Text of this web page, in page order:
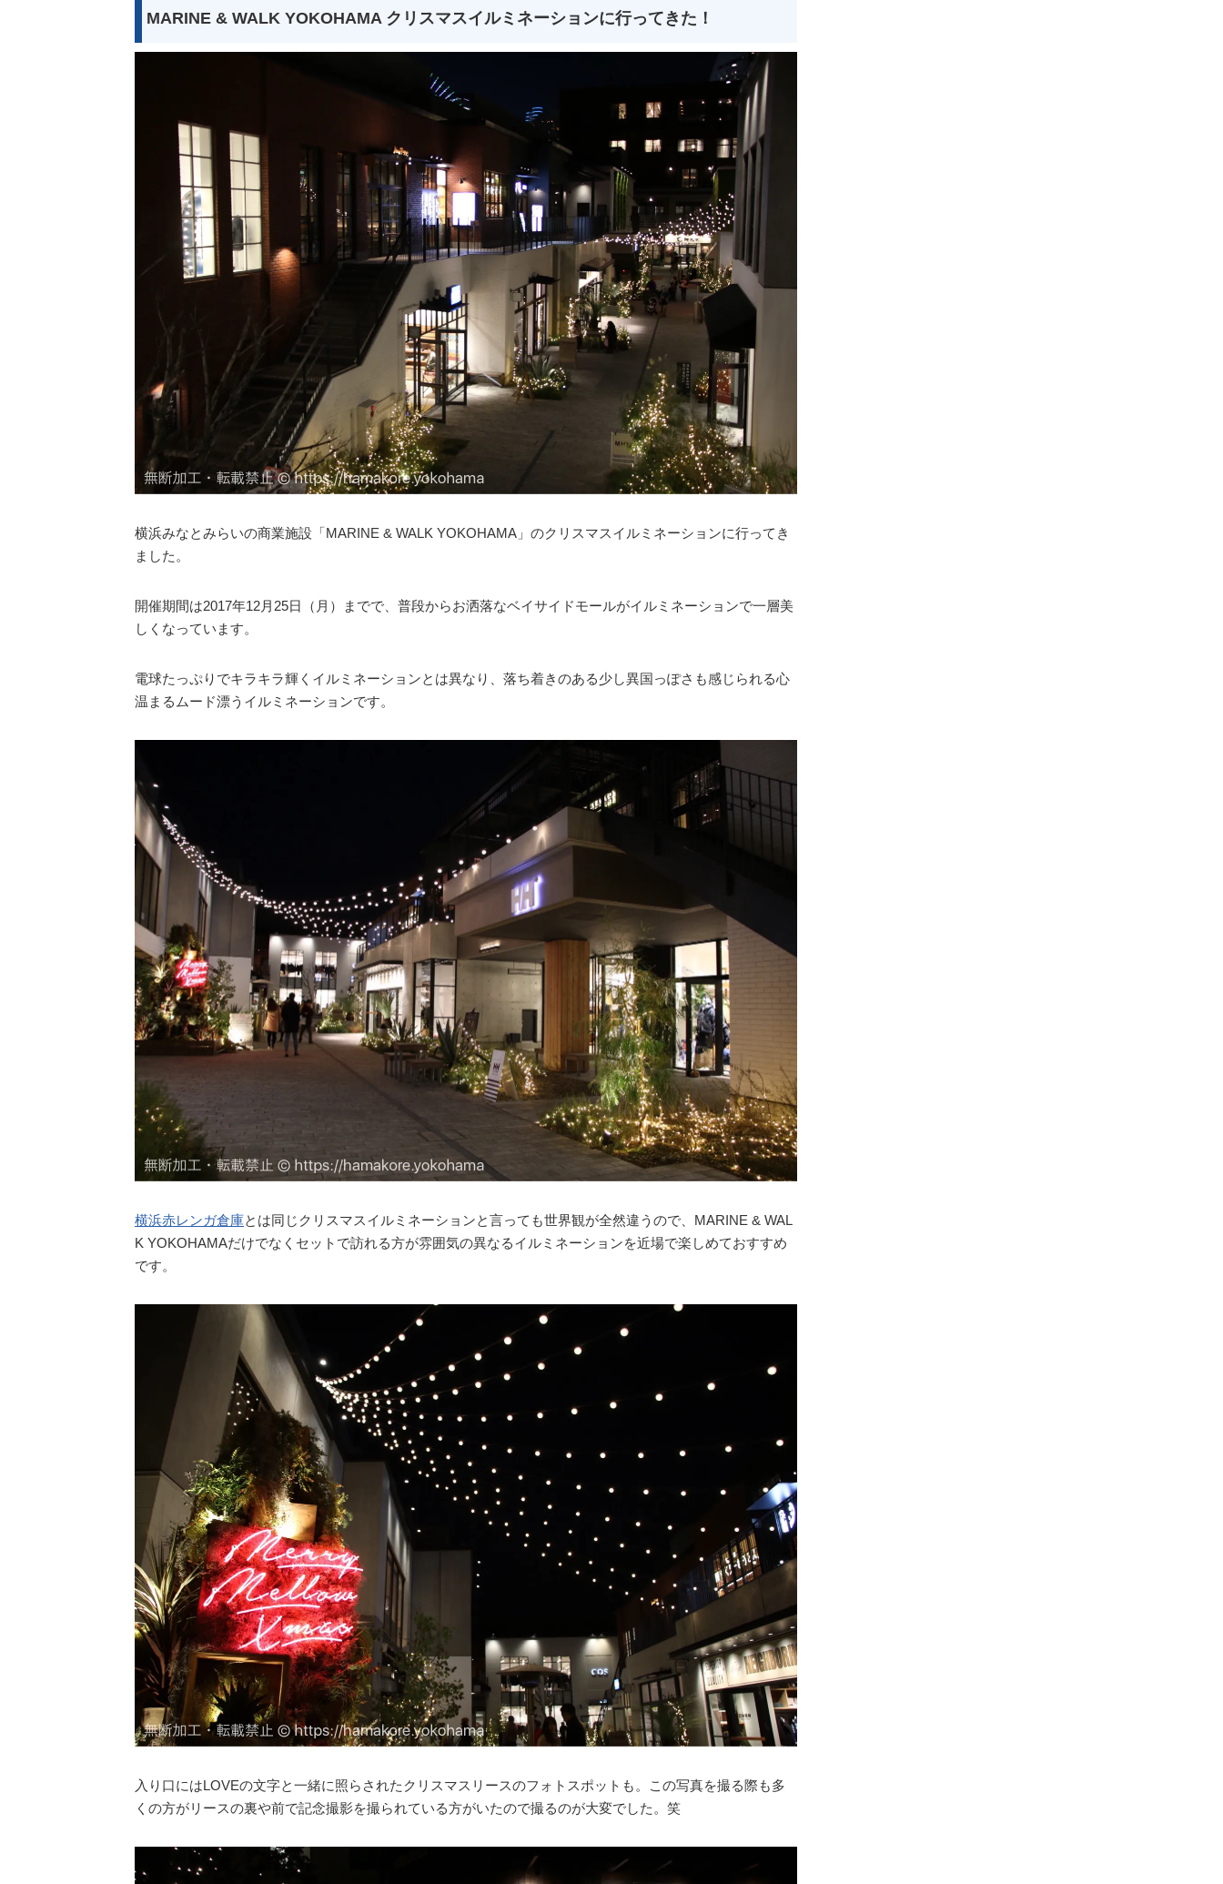
MARINE & WALK YOKOHAMA クリスマスイルミネーションに行ってきた！
横浜みなとみらいの商業施設「MARINE & WALK YOKOHAMA」のクリスマスイルミネーションに行ってき
ました。
開催期間は2017年12月25日（月）までで、普段からお洒落なベイサイドモールがイルミネーションで一層美
しくなっています。
電球たっぷりでキラキラ輝くイルミネーションとは異なり、落ち着きのある少し異国っぽさも感じられる心
温まるムード漂うイルミネーションです。
横浜赤レンガ倉庫とは同じクリスマスイルミネーションと言っても世界観が全然違うので、MARINE & WAL
K YOKOHAMAだけでなくセットで訪れる方が雰囲気の異なるイルミネーションを近場で楽しめておすすめ
です。
入り口にはLOVEの文字と一緒に照らされたクリスマスリースのフォトスポットも。この写真を撮る際も多
くの方がリースの裏や前で記念撮影を撮られている方がいたので撮るのが大変でした。笑